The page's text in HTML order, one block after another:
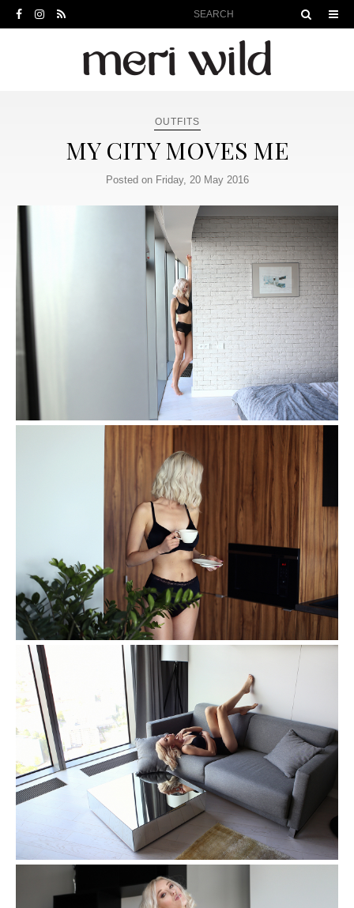
OUTFITS
MY CITY MOVES ME
Posted on Friday, 20 May 2016